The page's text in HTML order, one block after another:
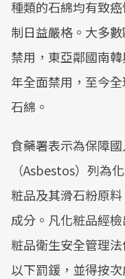
種類的石綿均有致
制日益嚴格。大多
禁用，東亞鄰國南
年全面禁用，至今
石綿。
食藥署表示為保障
（Asbestos）列為
粧品及其滑石粉原料
成分。凡化粧品經
粧品衛生安全管理
以下罰鍰，並得按次